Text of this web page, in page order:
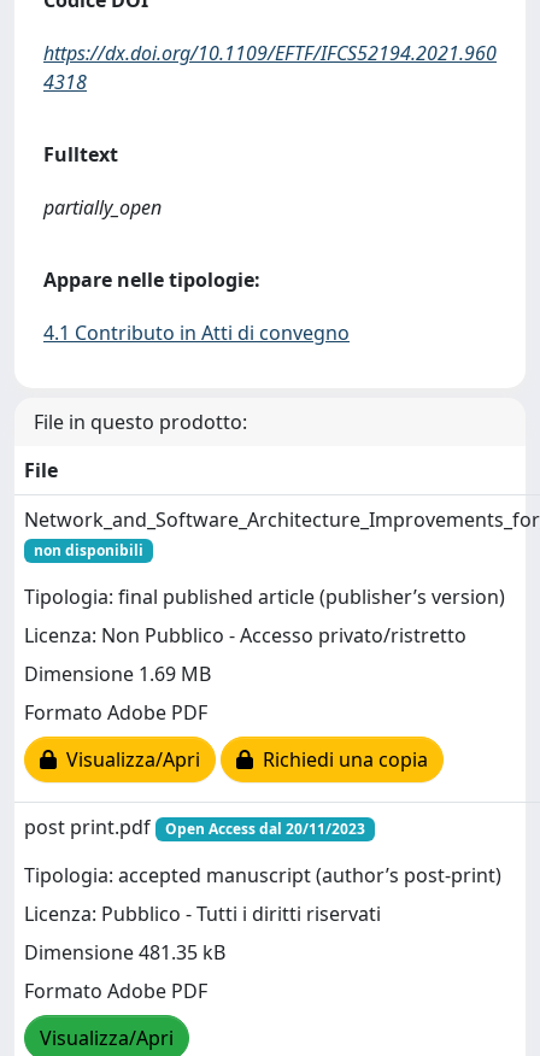
https://dx.doi.org/10.1109/EFTF/IFCS52194.2021.960
4318
Fulltext
partially_open
Appare nelle tipologie:
4.1 Contributo in Atti di convegno
File in questo prodotto:
File
non disponibili
Tipologia: final published article (publisher’s version)
Licenza: Non Pubblico - Accesso privato/ristretto
Dimensione 1.69 MB
Formato Adobe PDF
Visualizza/Apri
Richiedi una copia
post print.pdf Open Access dal 20/11/2023
Tipologia: accepted manuscript (author’s post-print)
Licenza: Pubblico - Tutti i diritti riservati
Dimensione 481.35 kB
Formato Adobe PDF
Visualizza/Apri